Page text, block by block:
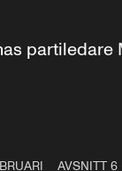
partiledare
24:30AVSNITT 6